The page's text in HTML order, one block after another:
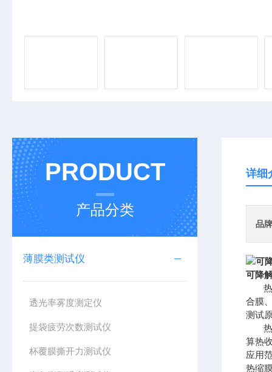
PRODUCT
产品分类
薄膜类测试仪
透光率雾度测定仪
提袋疲劳次数测试仪
杯覆膜撕开力测试仪
详细
品牌
可降
合膜
测试
算热
应用
热缩